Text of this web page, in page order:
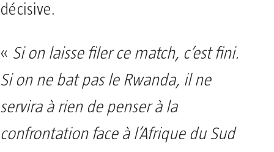
décisive.
« Si on laisse filer ce match, c’est fini.
Si on ne bat pas le Rwanda, il ne
servira à rien de penser à la
confrontation face à l’Afrique du Sud